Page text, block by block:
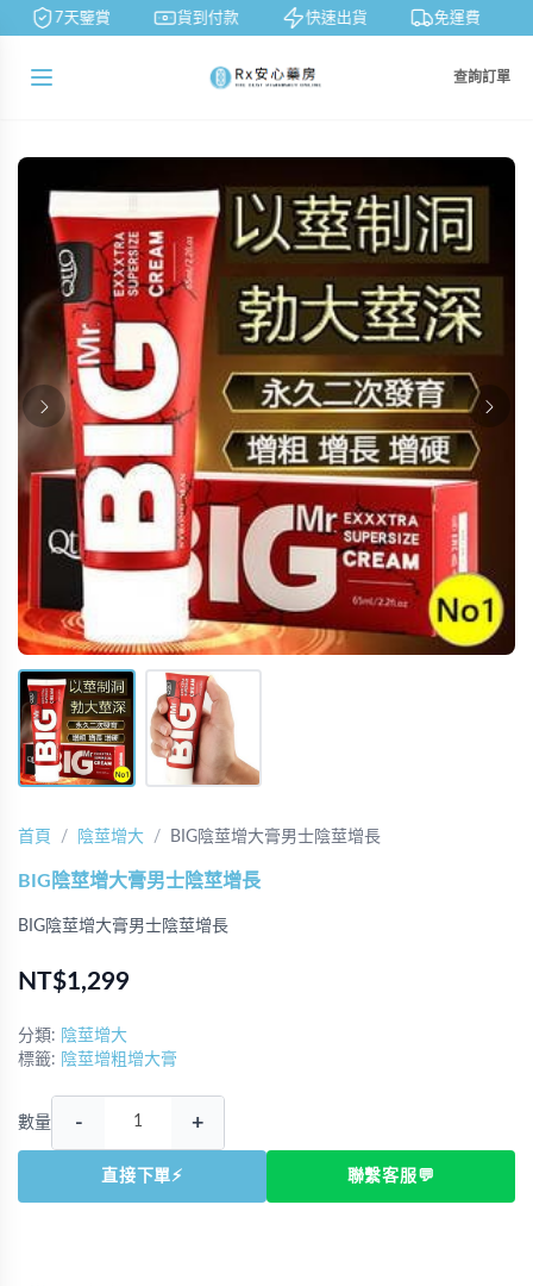
7天鑒賞 貨到付款 快速出貨 免運費
查詢訂單
首頁 陰莖增大 BIG陰莖增大膏男士陰莖增長
BIG陰莖增大膏男士陰莖增長
BIG陰莖增大膏男士陰莖增長
NT$1,299
分類: 陰莖增大
標籤: 陰莖增粗增大膏
數量 - +
直接下單⚡ 聯繫客服💬